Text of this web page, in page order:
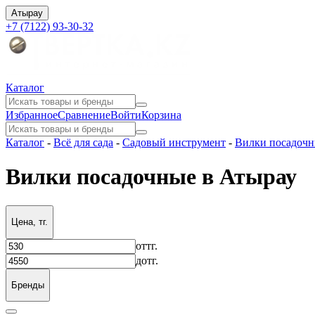
Атырау
+7 (7122) 93-30-32
Каталог
ИзбранноеСравнениеВойтиКорзина
Каталог - Всё для сада - Садовый инструмент - Вилки
Вилки посадочные в Атырау
Цена, тг.
оттг.
дотг.
Бренды